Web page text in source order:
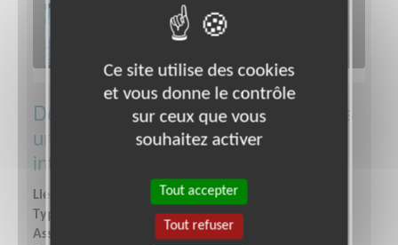
Deviens Délegué·e/codélegué·e dans
une association de solidarité
internationale
Lieu :
CLERMONT FERRAND (63000)
Type :
Responsable associatif, Coordinateur d'équipe
Association :
Action contre la Faim - Siège
Ce site utilise des cookies
et vous donne le contrôle
sur ceux que vous
souhaitez activer
Tout accepter
Tout refuser